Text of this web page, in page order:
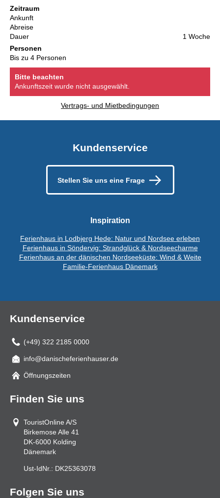
Zeitraum
Ankunft
Abreise
Dauer
1 Woche
Personen
Bis zu 4 Personen
Bitte beachten
Ankunftszeit wurde nicht ausgewählt.
Vertrags- und Mietbedingungen
Kundenservice
Stellen Sie uns eine Frage
Inspiration
Ferienhaus in Lodbjerg Hede: Natur und Nordsee erleben
Ferienhaus in Söndervig: Strandglück & Nordseecharme
Ferienhaus an der dänischen Nordseeküste: Wind & Weite
Familie-Ferienhaus Dänemark
Kundenservice
(+49) 322 2185 0000
Mail
info@danischeferienhauser.de
Öffnungszeiten
Finden Sie uns
TouristOnline A/S
Birkemose Alle 41
DK-6000 Kolding
Dänemark
Ust-IdNr.: DK25363078
Folgen Sie uns